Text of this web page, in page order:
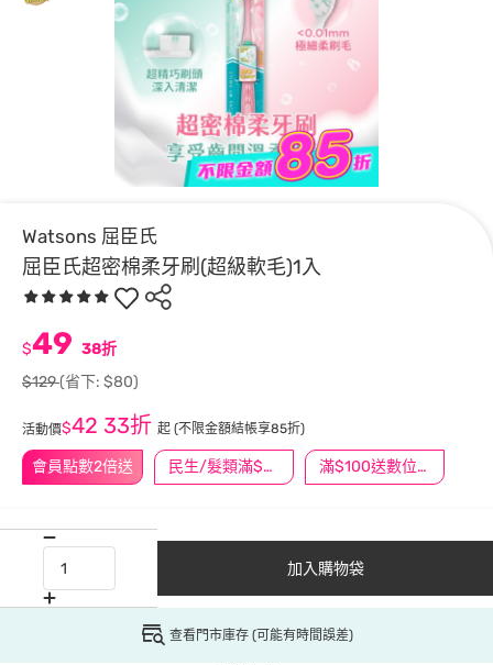
Watsons 屈臣氏
屈臣氏超密棉柔牙刷(超級軟毛)1入
會員點數2倍送 民生/髮類滿$388送舒潔冰巾 滿$100送數位印花
$49 38折
$129(省下: $80)
活動價$42 33折 起 (不限金額結帳享85折)
加入購物袋
查看門市庫存 (可能有時間誤差)